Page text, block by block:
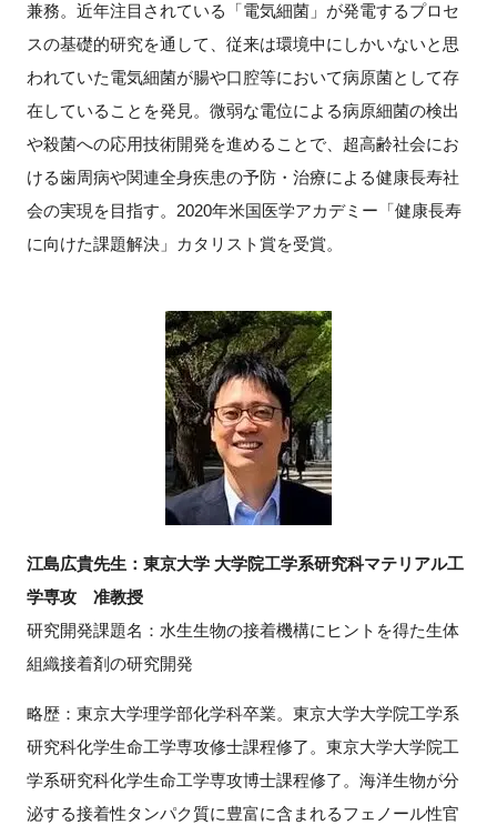
兼務。近年注目されている「電気細菌」が発電するプロセ
スの基礎的研究を通して、従来は環境中にしかいないと思
われていた電気細菌が腸や口腔等において病原菌として存
在していることを発見。微弱な電位による病原細菌の検出
や殺菌への応用技術開発を進めることで、超高齢社会にお
ける歯周病や関連全身疾患の予防・治療による健康長寿社
会の実現を目指す。2020年米国医学アカデミー「健康長寿
に向けた課題解決」カタリスト賞を受賞。
江島広貴先生：東京大学 大学院工学系研究科マテリアル工
学専攻 准教授
研究開発課題名：水生生物の接着機構にヒントを得た生体
組織接着剤の研究開発
略歴：東京大学理学部化学科卒業。東京大学大学院工学系
研究科化学生命工学専攻修士課程修了。東京大学大学院工
学系研究科化学生命工学専攻博士課程修了。海洋生物が分
泌する接着性タンパク質に豊富に含まれるフェノール性官